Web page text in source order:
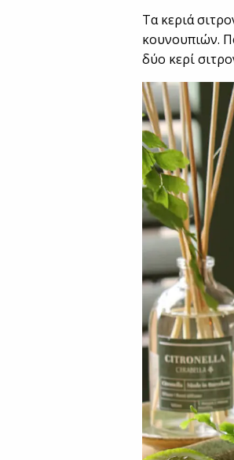
Τα κεριά
κουνουπιών.
δύο κερί